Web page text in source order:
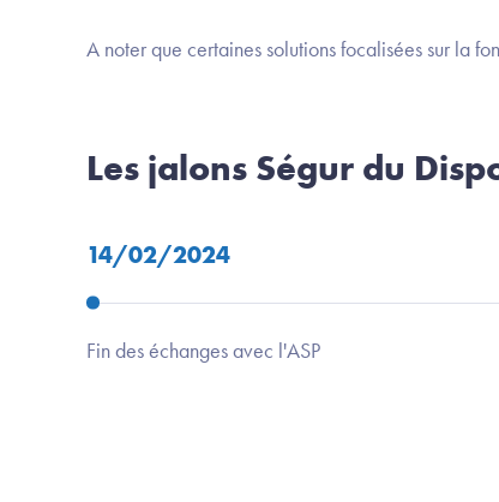
A noter que certaines solutions focalisées sur la
Les jalons Ségur du
14/02/2024
Fin des échanges avec l'ASP